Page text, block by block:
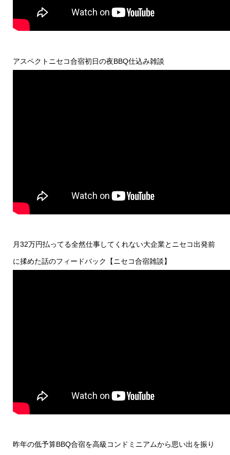
アスペクトニセコ合宿初日の夜BBQ仕込み雑談
月32万円払ってる全然仕事してくれない大企業とニセコ出発前
に揉めた話のフィードバック【ニセコ合宿雑談】
昨年の低予算BBQ合宿を高級コンドミニアムから思い出を振り